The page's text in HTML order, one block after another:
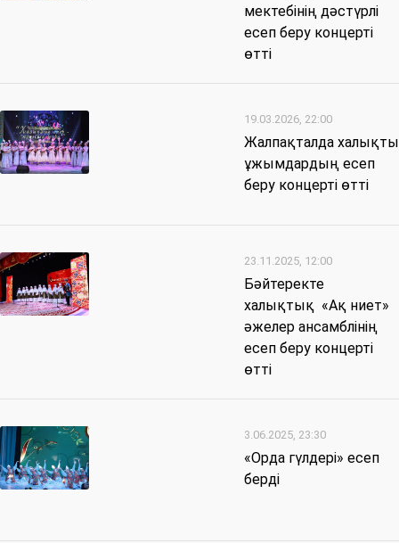
мектебінің дәстүрлі
есеп беру концерті
өтті
19.03.2026, 22:00
Жалпақталда
ұжымдардың есеп
беру концерті өтті
23.11.2025, 12:00
Бәйтеректе
халықтық «Ақ ниет»
әжелер ансамблінің
есеп беру концерті
өтті
3.06.2025, 23:30
«Орда гүлдері» есеп
берді